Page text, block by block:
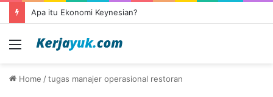
Apa itu Ekonomi Keynesian?
Menu
Home /tugas manajer operasional restoran